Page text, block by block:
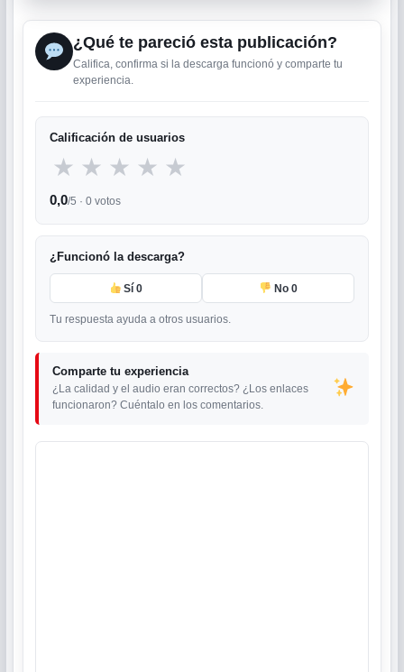
¿Qué te pareció esta publicación?
Califica, confirma si la descarga funcionó y comparte tu
experiencia.
Calificación de usuarios
★ ★ ★ ★ ★
0,0/5 · 0 votos
¿Funcionó la descarga?
Sí0 No 0
Tu respuesta ayuda a otros usuarios.
Comparte tu experiencia
¿La calidad y el audio eran correctos? ¿Los enlaces
funcionaron? Cuéntalo en los comentarios.